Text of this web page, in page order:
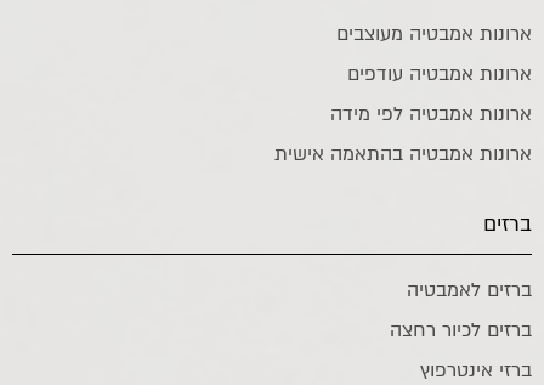
ארונות אמבטיה מעוצבים
ארונות אמבטיה עודפים
ארונות אמבטיה לפי מידה
ארונות אמבטיה בהתאמה אישית
ברזים
ברזים לאמבטיה
ברזים לכיור רחצה
ברזי אינטרפוץ